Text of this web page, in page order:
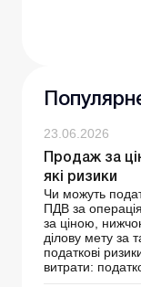
23.06.2026
Продаж за
які ризики
Чи можуть
ПДВ за
за ціною,
ділову мету за
податкові
витрати: